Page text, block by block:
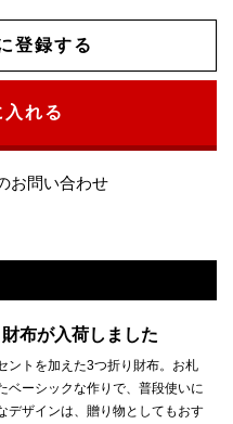
登録する
入れる
お問い合わせ
布が入荷しました
ントを加えた3つ折り財布。お札
ベーシックな作りで、普段使いに
デザインは、贈り物としてもおす